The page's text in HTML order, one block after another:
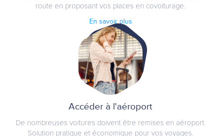
route en proposant vos places en covoiturage.
En savoir plus
Accéder à l'aéroport
De nombreuses voitures doivent être remises en aéroport.
Solution pratique et économique pour vos voyages.